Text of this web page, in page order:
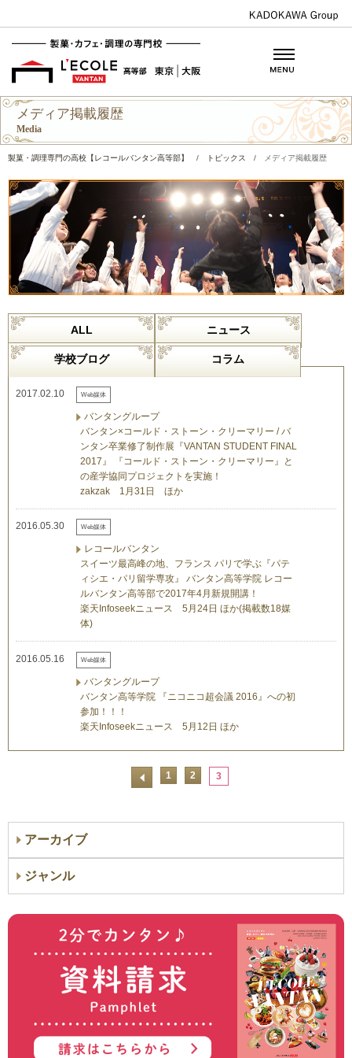
メディア掲載履歴
Media
製菓・調理専門の高校【レコールバンタン高等部】 / トピックス / メディア掲載履歴
ALL ニュース
学校ブログ コラム
2017.02.10 Web媒体
バンタングループ
バンタン×コールド・ストーン・クリーマリー / バ
ンタン卒業修了制作展『VANTAN STUDENT FINAL
2017』 『コールド・ストーン・クリーマリー』と
の産学協同プロジェクトを実施！
zakzak 1月31日 ほか
2016.05.30 Web媒体
レコールバンタン
スイーツ最高峰の地、フランス パリで学ぶ『パテ
ィシエ・パリ留学専攻』 バンタン高等学院 レコー
ルバンタン高等部で2017年4月新規開講！
楽天Infoseekニュース 5月24日 ほか(掲載数18媒
体)
2016.05.16 Web媒体
バンタングループ
バンタン高等学院 『ニコニコ超会議 2016』への初
参加！！！
楽天Infoseekニュース 5月12日 ほか
1 2 3
アーカイブ
ジャンル